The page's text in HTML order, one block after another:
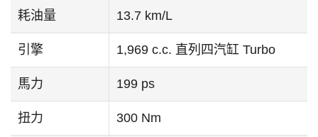
售價 HK$479,800
耗油量 13.7 km/L
引擎 1,969 c.c. 直列四汽缸 Turbo
馬力 199 ps